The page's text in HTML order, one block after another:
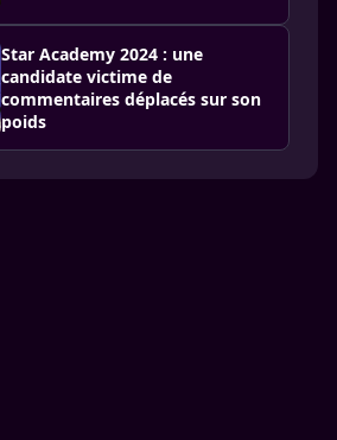
Star Academy 2024 : une
candidate victime de
commentaires déplacés sur son
poids